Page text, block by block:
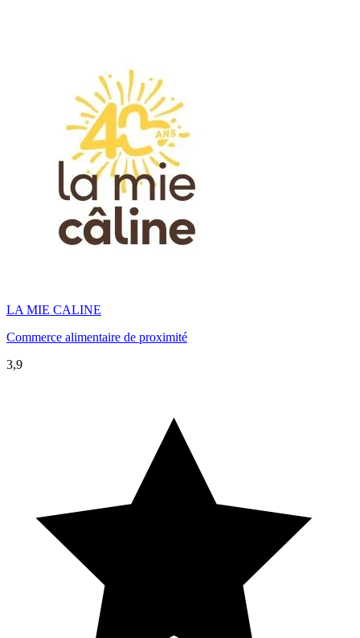
LA MIE CALINE
Commerce alimentaire de proximité
3,9